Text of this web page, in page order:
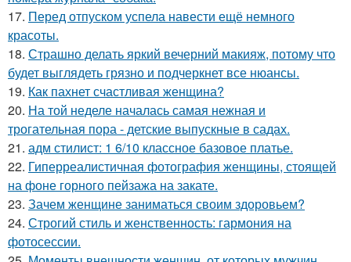
17. Перед отпуском успела навести ещё немного
красоты.
18. Страшно делать яркий вечерний макияж, потому что
будет выглядеть грязно и подчеркнет все нюансы.
19. Как пахнет счастливая женщина?
20. На той неделе началась самая нежная и
трогательная пора - детские выпускные в садах.
21. адм стилист: 1 6/10 классное базовое платье.
22. Гиперреалистичная фотография женщины, стоящей
на фоне горного пейзажа на закате.
23. Зачем женщине заниматься своим здоровьем?
24. Строгий стиль и женственность: гармония на
фотосессии.